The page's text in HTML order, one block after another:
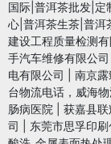
国际|普洱茶批发|定
心|普洱茶生茶|普洱
建设工程质量检测
手汽车维修有限公司
电有限公司
南京露
台物流电话，威海
肠病医院
获嘉县
司
东莞市思孚印